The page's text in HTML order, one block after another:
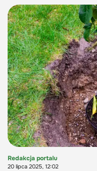
Redakcja portalu
20 lipca 2025, 12:02